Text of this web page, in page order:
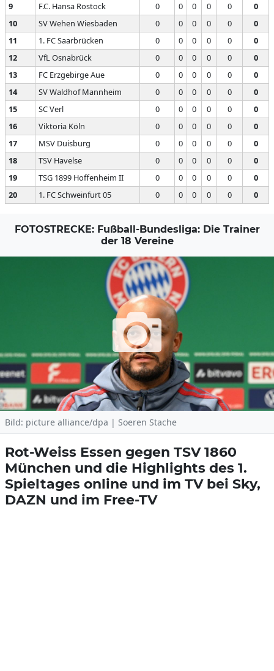
9
F.C. Hansa Rostock 0 0 0 0 0
0
10
SV Wehen Wiesbaden 0 0 0 0 0
0
11
1. FC Saarbrücken 0 0 0 0 0
0
12
VfL Osnabrück 0 0 0 0 0
0
13
FC Erzgebirge Aue 0 0 0 0 0
0
14
SV Waldhof Mannheim 0 0 0 0 0
0
15
SC Verl 0 0 0 0 0
0
16
Viktoria Köln 0 0 0 0 0
0
17
MSV Duisburg 0 0 0 0 0
0
18
TSV Havelse 0 0 0 0 0
0
19
TSG 1899 Hoffenheim II 0 0 0 0 0
0
20
1. FC Schweinfurt 05 0 0 0 0 0 0
FOTOSTRECKE: Fußball-Bundesliga: Die Trainer
der 18 Vereine
Bild: picture alliance/dpa | Soeren Stache
Rot-Weiss Essen gegen TSV 1860
München und die Highlights des 1.
Spieltages online und im TV bei Sky,
DAZN und im Free-TV